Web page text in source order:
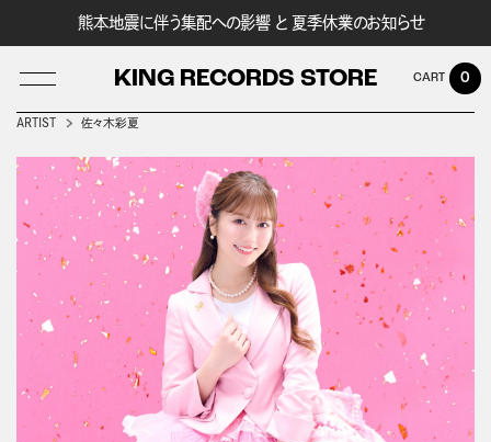
熊本地震に伴う集配への影響 と 夏季休業のお知らせ
KING RECORDS STORE
LOG IN
0
ARTIST 佐々木彩夏